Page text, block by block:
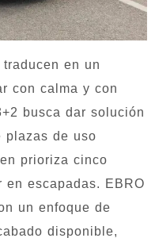
en un
con calma y con
busca dar solución
plazas de uso
prioriza cinco
en escapadas. EBRO
un enfoque de
disponible,